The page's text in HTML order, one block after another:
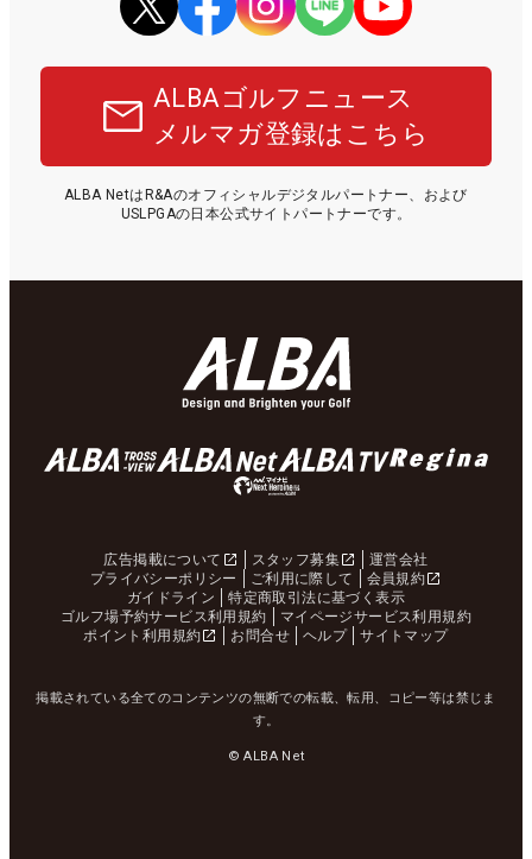
ALBAゴルフニュース
メルマガ登録はこちら
ALBA NetはR&Aのオフィシャルデジタルパートナー、および
USLPGAの日本公式サイトパートナーです。
広告掲載について スタッフ募集
運営会社
プライバシーポリシー
ご利用に際して
会員規約
ガイドライン
特定商取引法に基づく表示
ゴルフ場予約サービス利用規約
マイページサービス利用規約
ポイント利用規約
お問合せ ヘルプ サイトマップ
掲載されている全てのコンテンツの無断での転載、転用、コピー等は禁じま
す。
© ALBA Net